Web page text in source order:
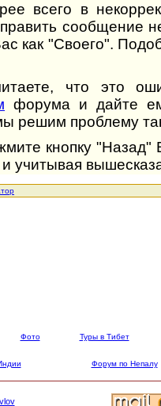
всего в
сообщение
как "Своего".
что это
форума и дайте
решим проблему
кнопку
учитывая
Фото Туры в Тибет
Форум по Непалу